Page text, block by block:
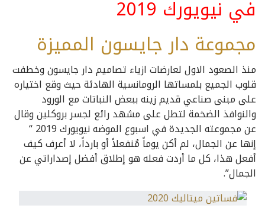
في نيويورك 2019
مجموعة دار جايسون المميزة
منذ الصعود الاول لعارضات ازياء تصاميم دار جايسون وخطفت
قلوب الجميع بلمساتها الرومانسية الهادئة حيث وقع اختياره
على مبنى صناعي قديم زينه ببعض النباتات مع الورود
والنوافذ الضخمة لتطل على مشهد رائع لجسر بروكلين وقال
عن مجموعته الجديدة في اسبوع الموضه نيويورك 2019 “
إنها عن الجمال، لم أكن يوماً مُنفعلاً أو بارداً، لا أعرف كيف
أفعل هذا، كل ما أردت فعله هو إطلاق أفضل إصداراتي عن
الجمال”.